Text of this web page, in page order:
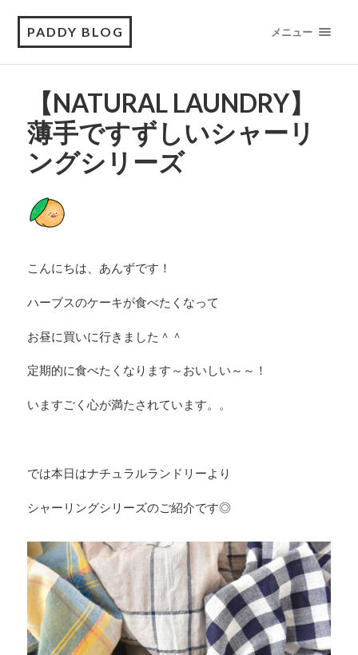
PADDY BLOG メニュー
【NATURAL LAUNDRY】
薄手ですずしいシャーリ
ングシリーズ
こんにちは、あんずです！
ハーブスのケーキが食べたくなって
お昼に買いに行きました＾＾
定期的に食べたくなります～おいしい～～！
いますごく心が満たされています。。
では本日はナチュラルランドリーより
シャーリングシリーズのご紹介です◎